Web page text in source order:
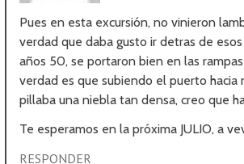
Pues en esta excursión, no vinieron
verdad que daba gusto ir detras de
años 50, se portaron bien en las
verdad es que subiendo el puerto hacia
pillaba una niebla tan densa, creo que
Te esperamos en la próxima JULIO, a
RESPONDER